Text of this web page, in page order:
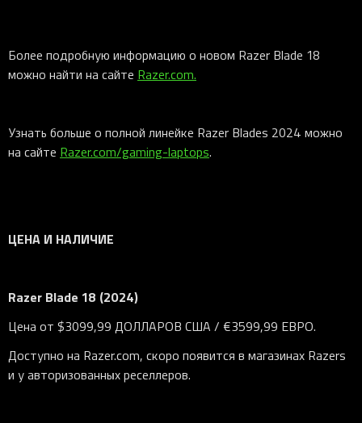
Более подробную информацию о новом Razer Blade 18
можно найти на сайте Razer.com.
Узнать больше о полной линейке Razer Blades 2024 можно
на сайте Razer.com/gaming-laptops.
ЦЕНА И НАЛИЧИЕ
Razer Blade 18 (2024)
Цена от $3099,99 ДОЛЛАРОВ США / €3599,99 ЕВРО.
Доступно на Razer.com, скоро появится в магазинах Razers
и у авторизованных реселлеров.